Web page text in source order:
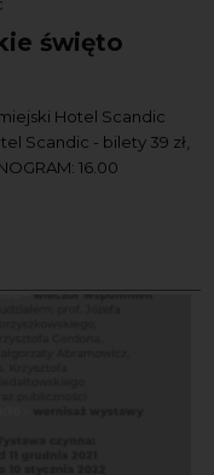
święto
Hotel Scandic
Scandic - bilety 39 zł,
16.00
- Szwedzkie święto